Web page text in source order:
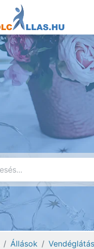
Állások Vendéglátás